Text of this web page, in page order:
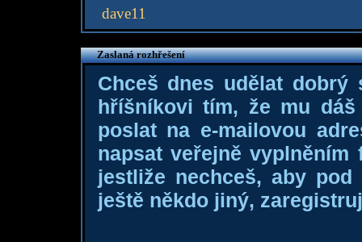
dave11
Zaslaná rozhřešení
Chceš dnes udělat dobrý
hříšníkovi tím, že mu
poslat na e-mailovou
napsat veřejně
jestliže nechceš, aby
ještě někdo jiný,